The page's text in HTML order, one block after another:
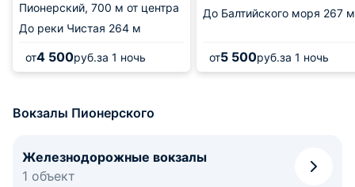
Пионерский, 700 м от центра
До реки Чистая 264 м
от4 500руб.за 1 ночь
До Балтийского моря 267 м
от5 500руб.за 1 ночь
Вокзалы Пионерского
Железнодорожные вокзалы
1 объект